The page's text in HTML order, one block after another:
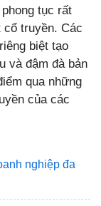
tục rất
cổ truyền. Các
biệt tạo
và đậm đà bản
qua những
của các
nghiệp đa